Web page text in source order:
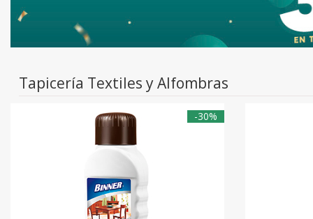
Tapicería Textiles y Alfombras
-30%